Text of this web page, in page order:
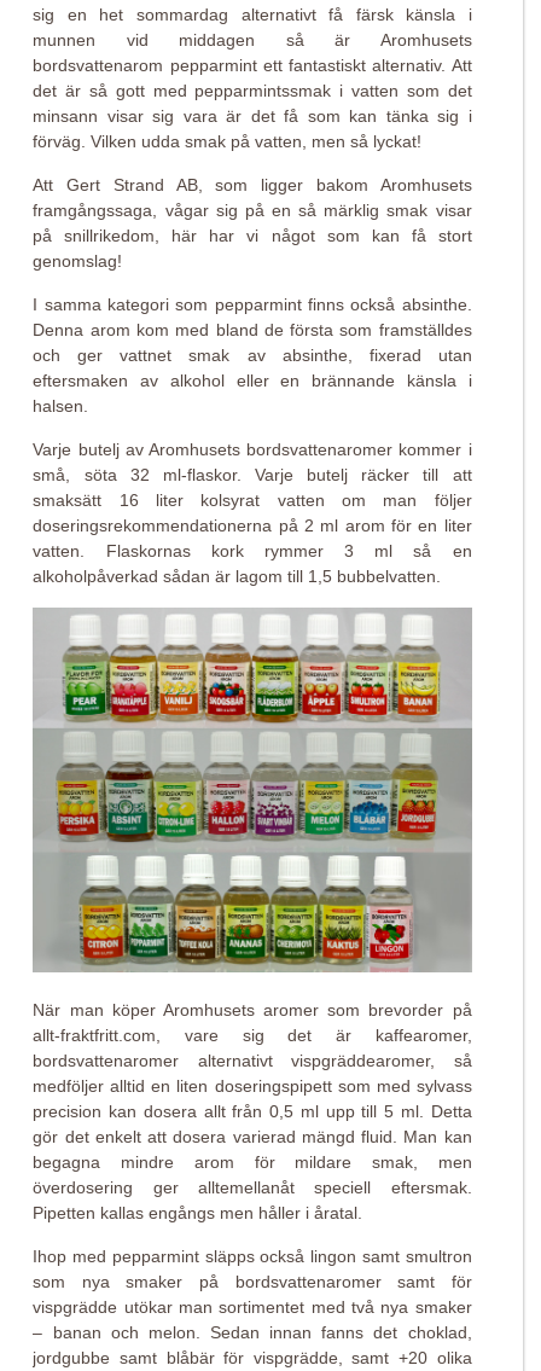
sig en het sommardag alternativt få färsk känsla i
munnen vid middagen så är Aromhusets
bordsvattenarom pepparmint ett fantastiskt alternativ. Att
det är så gott med pepparmintssmak i vatten som det
minsann visar sig vara är det få som kan tänka sig i
förväg. Vilken udda smak på vatten, men så lyckat!
Att Gert Strand AB, som ligger bakom Aromhusets
framgångssaga, vågar sig på en så märklig smak visar
på snillrikedom, här har vi något som kan få stort
genomslag!
I samma kategori som pepparmint finns också absinthe.
Denna arom kom med bland de första som framställdes
och ger vattnet smak av absinthe, fixerad utan
eftersmaken av alkohol eller en brännande känsla i
halsen.
Varje butelj av Aromhusets bordsvattenaromer kommer i
små, söta 32 ml-flaskor. Varje butelj räcker till att
smaksätt 16 liter kolsyrat vatten om man följer
doseringsrekommendationerna på 2 ml arom för en liter
vatten. Flaskornas kork rymmer 3 ml så en
alkoholpåverkad sådan är lagom till 1,5 bubbelvatten.
När man köper Aromhusets aromer som brevorder på
allt-fraktfritt.com, vare sig det är kaffearomer,
bordsvattenaromer alternativt vispgräddearomer, så
medföljer alltid en liten doseringspipett som med sylvass
precision kan dosera allt från 0,5 ml upp till 5 ml. Detta
gör det enkelt att dosera varierad mängd fluid. Man kan
begagna mindre arom för mildare smak, men
överdosering ger alltemellanåt speciell eftersmak.
Pipetten kallas engångs men håller i åratal.
Ihop med pepparmint släpps också lingon samt smultron
som nya smaker på bordsvattenaromer samt för
vispgrädde utökar man sortimentet med två nya smaker
– banan och melon. Sedan innan fanns det choklad,
jordgubbe samt blåbär för vispgrädde, samt +20 olika